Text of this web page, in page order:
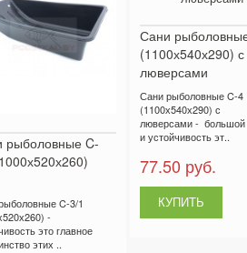
рыболовные C-
C-3/1
-
это главное
этих ..
Сани
(1100х540х290) с
люверсами
Сани рыболовные C-4
(1100х540х290) с
люверсами - большой
и устойчивость эт..
77.50 руб.